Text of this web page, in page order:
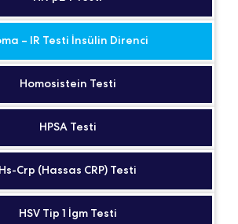
– IR Testi İnsülin Direnci
Homosistein Testi
HPSA Testi
Hs-Crp (Hassas CRP) Testi
HSV Tip 1 İgm Testi